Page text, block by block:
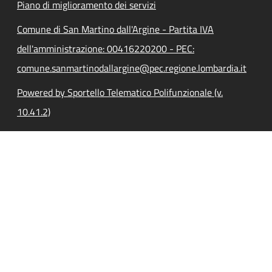
Piano di miglioramento dei servizi
Comune di San Martino dall'Argine - Partita IVA
dell'amministrazione: 00416220200 - PEC:
comune.sanmartinodallargine@pec.regione.lombardia.it
Powered by Sportello Telematico Polifunzionale (v.
10.41.2)